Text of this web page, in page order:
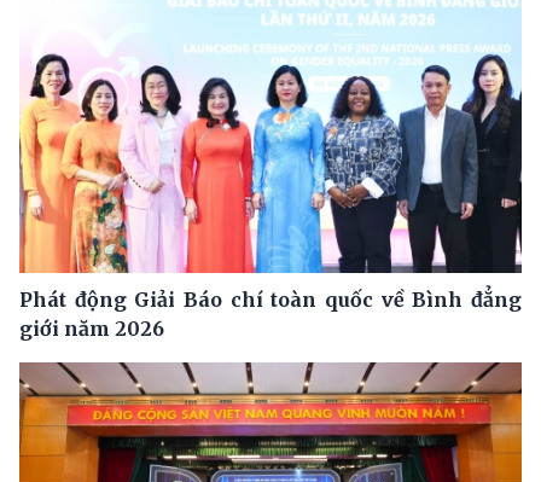
Phát động Giải Báo chí toàn quốc về Bình đẳng
giới năm 2026